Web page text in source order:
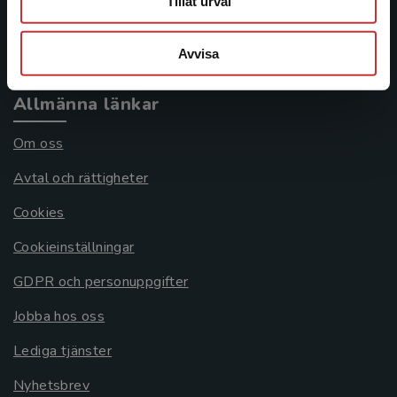
Avvisa
Köpvillkor
Allmänna länkar
Om oss
Avtal och rättigheter
Cookies
Cookieinställningar
GDPR och personuppgifter
Jobba hos oss
Lediga tjänster
Nyhetsbrev